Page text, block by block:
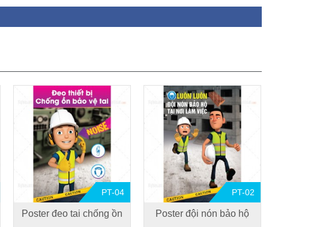
PT-04
Poster đeo tai chống ồn
PT-02
Poster đội nón bảo hộ